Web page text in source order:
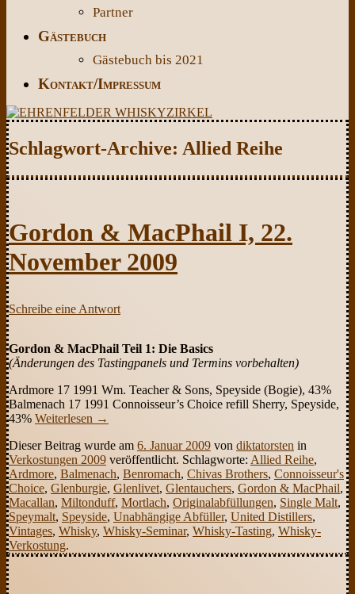
Partner
Gästebuch
Gästebuch bis 2021
Kontakt/Impressum
Schlagwort-Archive: Allied Reihe
Gordon & MacPhail I, 22.
November 2009
Schreibe eine Antwort
Gordon & MacPhail Teil 1: Die Basics
(Änderungen des Tastingpanels und Termins vorbehalten)
Ardmore 17 1991 Wm. Teacher & Sons, Speyside (Bogie), 43%
Balmenach 17 1991 Connoisseur’s Choice refill Sherry, Speyside,
43% Weiterlesen →
Dieser Beitrag wurde am 6. Januar 2009 von diktatorsten in
Verkostungen 2009 veröffentlicht. Schlagworte: Allied Reihe,
Ardmore, Balmenach, Benromach, Chivas Brothers, Connoisseur's
Choice, Glenburgie, Glenlivet, Glentauchers, Gordon & MacPhail,
Macallan, Miltonduff, Mortlach, Originalabfüllungen, Single Malt,
Speymalt, Speyside, Unabhängige Abfüller, United Distillers,
Vintages, Whisky, Whisky-Seminar, Whisky-Tasting, Whisky-
Verkostung.